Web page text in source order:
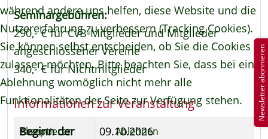
Seminargebühren:
290,- € für CvB-Mitglieder und Mitglieder
angeschlossener Vereine
340,- € für Nichtmitglieder
Informationen zur Veranstaltung
Beginn der
09.10.2026
Newsletter abonnieren
während andere uns helfen, diese Website und die
Nutzererfahrung zu verbessern (Tracking Cookies).
Sie können selbst entscheiden, ob Sie die Cookies
zulassen möchten. Bitte beachten Sie, dass bei einer
Ablehnung womöglich nicht mehr alle
Funktionalitäten der Seite zur Verfügung stehen.
Akzeptieren Ablehnen